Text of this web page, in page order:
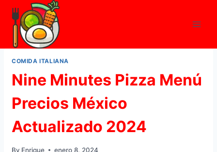
Skip
content
COMIDA ITALIANA
Nine Minutes Pizza Menú
Precios México
Actualizado 2024
By Enrique enero 8, 2024